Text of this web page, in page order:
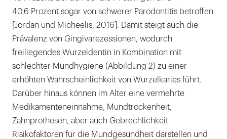
40,6 Prozent sogar von schwerer Parodontitis betroffen
[Jordan und Micheelis, 2016]. Damit steigt auch die
Prävalenz von Gingivarezessionen, wodurch
freiliegendes Wurzeldentin in Kombination mit
schlechter Mundhygiene (Abbildung 2) zu einer
erhöhten Wahrscheinlichkeit von Wurzelkaries führt.
Darüber hinaus können im Alter eine vermehrte
Medikamenteneinnahme, Mundtrockenheit,
Zahnprothesen, aber auch Gebrechlichkeit
Risikofaktoren für die Mundgesundheit darstellen und